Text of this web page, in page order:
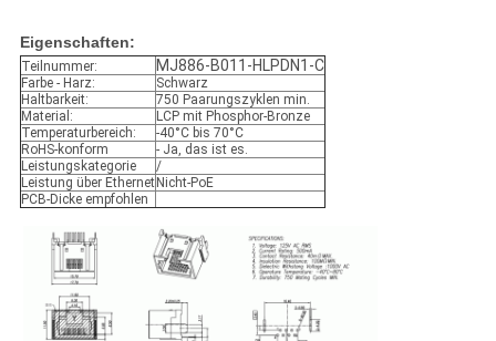
Eigenschaften:
Teilnummer: MJ886-B011-HLPDN1-C
Farbe - Harz:
Schwarz
Haltbarkeit:
750 Paarungszyklen min.
Material:
LCP mit Phosphor-Bronze
Temperaturbereich:
-40°C bis 70°C
RoHS-konform
- Ja, das ist es.
Leistungskategorie
/
Leistung über Ethernet Nicht-PoE
PCB-Dicke empfohlen